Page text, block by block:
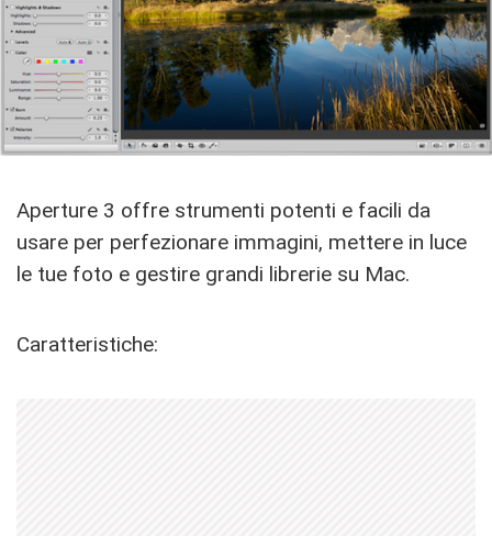
Aperture 3 offre strumenti potenti e facili da
usare per perfezionare immagini, mettere in luce
le tue foto e gestire grandi librerie su Mac.
Caratteristiche: